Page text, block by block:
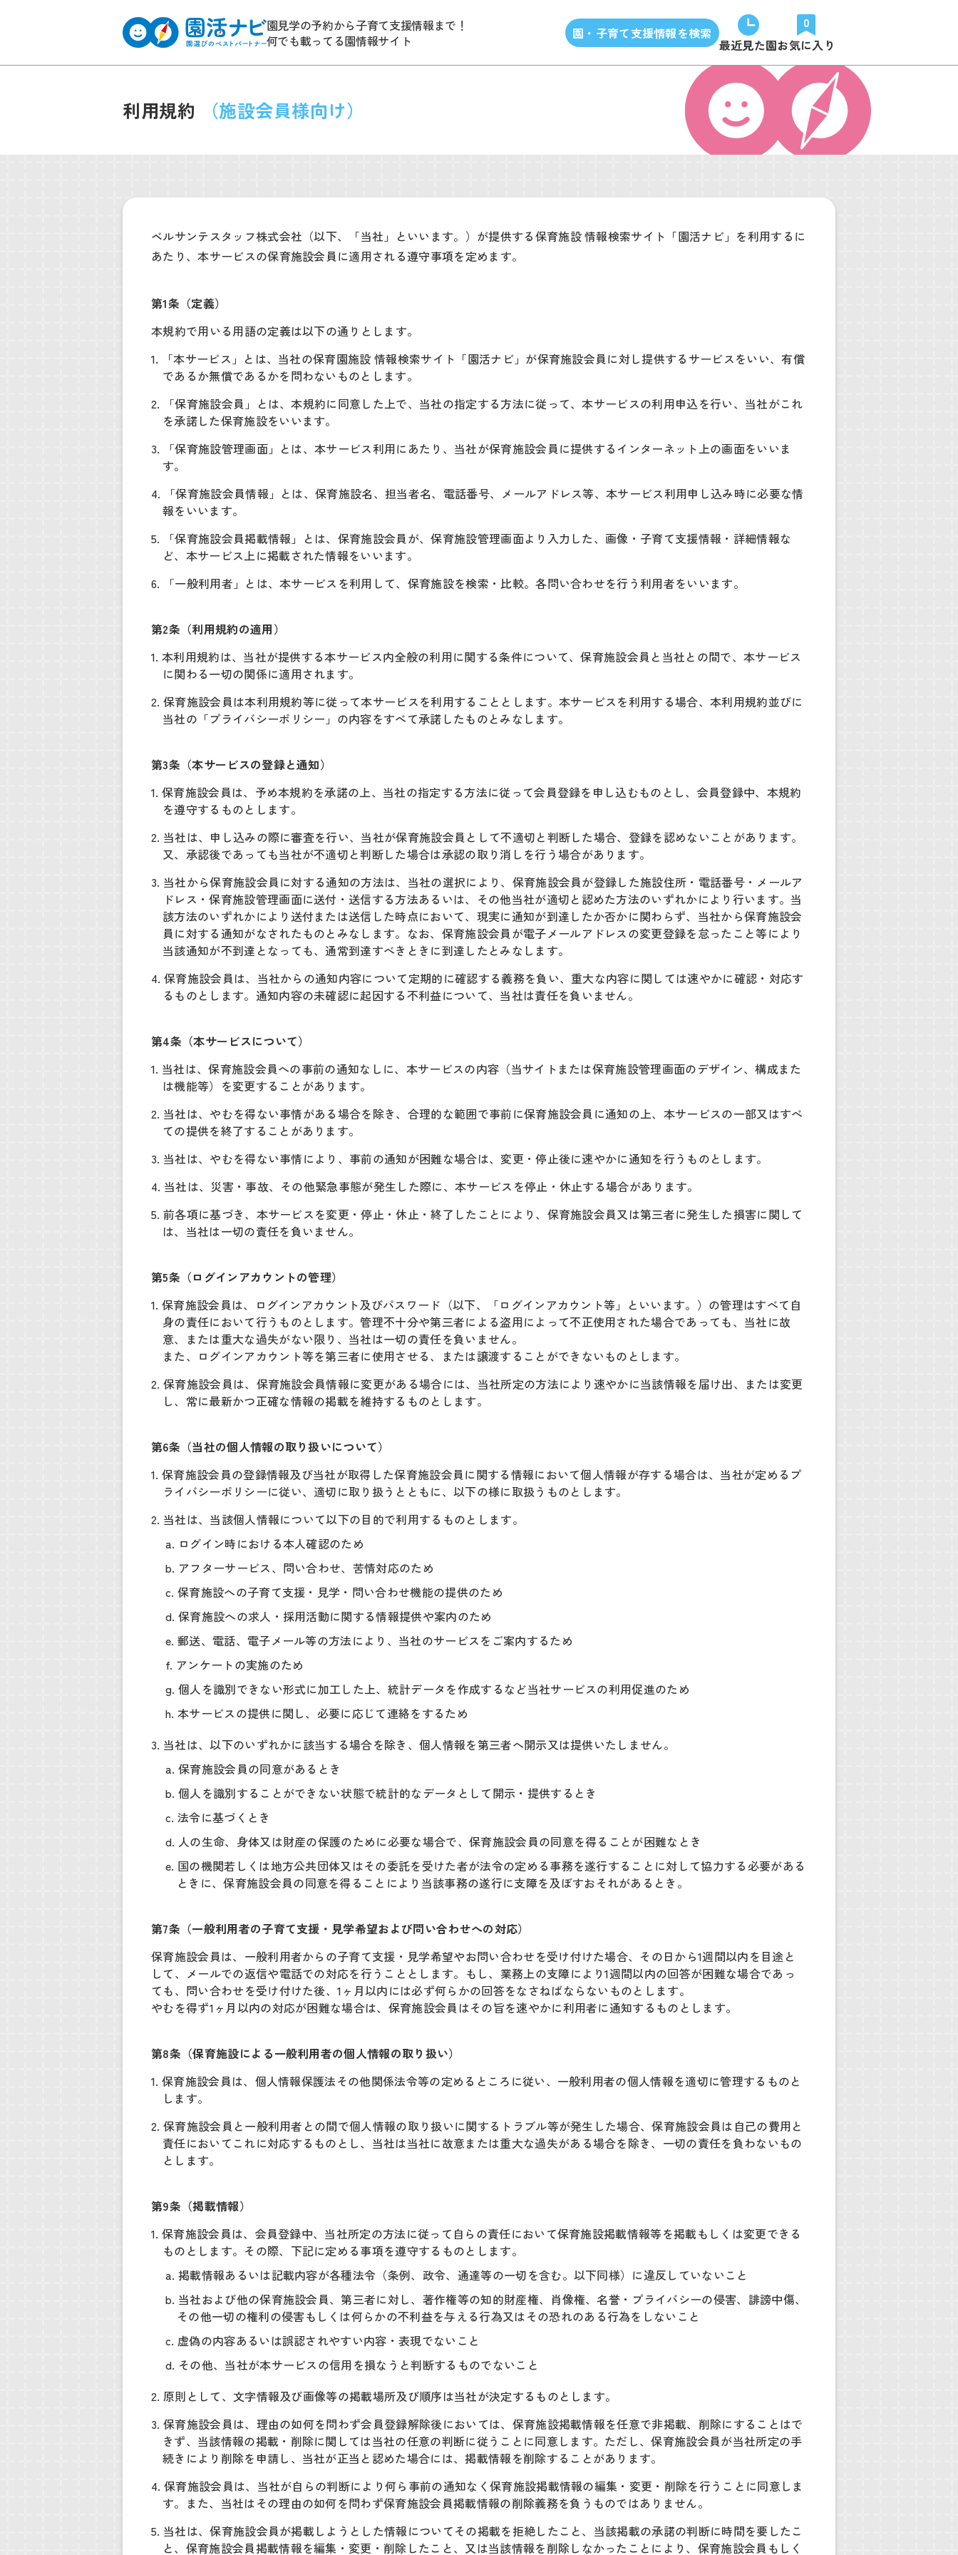
園見学の予約から子育て支援情報まで！
何でも載ってる園情報サイト
園・子育て支援情報を検索
最近見た園
0
お気に入り
利用規約 （施設会員様向け）
ベルサンテスタッフ株式会社（以下、「当社」といいます。）が提供する保育施設 情報検索サイト「園活ナビ」を利用するに
あたり、本サービスの保育施設会員に適用される遵守事項を定めます。
第1条（定義）
本規約で用いる用語の定義は以下の通りとします。
1. 「本サービス」とは、当社の保育園施設 情報検索サイト「園活ナビ」が保育施設会員に対し提供するサービスをいい、有償
であるか無償であるかを問わないものとします。
2. 「保育施設会員」とは、本規約に同意した上で、当社の指定する方法に従って、本サービスの利用申込を行い、当社がこれ
を承諾した保育施設をいいます。
3. 「保育施設管理画面」とは、本サービス利用にあたり、当社が保育施設会員に提供するインターネット上の画面をいいま
す。
4. 「保育施設会員情報」とは、保育施設名、担当者名、電話番号、メールアドレス等、本サービス利用申し込み時に必要な情
報をいいます。
5. 「保育施設会員掲載情報」とは、保育施設会員が、保育施設管理画面より入力した、画像・子育て支援情報・詳細情報な
ど、本サービス上に掲載された情報をいいます。
6. 「一般利用者」とは、本サービスを利用して、保育施設を検索・比較。各問い合わせを行う利用者をいいます。
第2条（利用規約の適用）
1. 本利用規約は、当社が提供する本サービス内全般の利用に関する条件について、保育施設会員と当社との間で、本サービス
に関わる一切の関係に適用されます。
2. 保育施設会員は本利用規約等に従って本サービスを利用することとします。本サービスを利用する場合、本利用規約並びに
当社の「プライバシーポリシー」の内容をすべて承諾したものとみなします。
第3条（本サービスの登録と通知）
1. 保育施設会員は、予め本規約を承諾の上、当社の指定する方法に従って会員登録を申し込むものとし、会員登録中、本規約
を遵守するものとします。
2. 当社は、申し込みの際に審査を行い、当社が保育施設会員として不適切と判断した場合、登録を認めないことがあります。
又、承認後であっても当社が不適切と判断した場合は承認の取り消しを行う場合があります。
3. 当社から保育施設会員に対する通知の方法は、当社の選択により、保育施設会員が登録した施設住所・電話番号・メールア
ドレス・保育施設管理画面に送付・送信する方法あるいは、その他当社が適切と認めた方法のいずれかにより行います。当
該方法のいずれかにより送付または送信した時点において、現実に通知が到達したか否かに関わらず、当社から保育施設会
員に対する通知がなされたものとみなします。なお、保育施設会員が電子メールアドレスの変更登録を怠ったこと等により
当該通知が不到達となっても、通常到達すべきときに到達したとみなします。
4. 保育施設会員は、当社からの通知内容について定期的に確認する義務を負い、重大な内容に関しては速やかに確認・対応す
るものとします。通知内容の未確認に起因する不利益について、当社は責任を負いません。
第4条（本サービスについて）
1. 当社は、保育施設会員への事前の通知なしに、本サービスの内容（当サイトまたは保育施設管理画面のデザイン、構成また
は機能等）を変更することがあります。
2. 当社は、やむを得ない事情がある場合を除き、合理的な範囲で事前に保育施設会員に通知の上、本サービスの一部又はすべ
ての提供を終了することがあります。
3. 当社は、やむを得ない事情により、事前の通知が困難な場合は、変更・停止後に速やかに通知を行うものとします。
4. 当社は、災害・事故、その他緊急事態が発生した際に、本サービスを停止・休止する場合があります。
5. 前各項に基づき、本サービスを変更・停止・休止・終了したことにより、保育施設会員又は第三者に発生した損害に関して
は、当社は一切の責任を負いません。
第5条（ログインアカウントの管理）
1. 保育施設会員は、ログインアカウント及びパスワード（以下、「ログインアカウント等」といいます。）の管理はすべて自
身の責任において行うものとします。管理不十分や第三者による盗用によって不正使用された場合であっても、当社に故
意、または重大な過失がない限り、当社は一切の責任を負いません。
また、ログインアカウント等を第三者に使用させる、または譲渡することができないものとします。
2. 保育施設会員は、保育施設会員情報に変更がある場合には、当社所定の方法により速やかに当該情報を届け出、または変更
し、常に最新かつ正確な情報の掲載を維持するものとします。
第6条（当社の個人情報の取り扱いについて）
1. 保育施設会員の登録情報及び当社が取得した保育施設会員に関する情報において個人情報が存する場合は、当社が定めるプ
ライバシーポリシーに従い、適切に取り扱うとともに、以下の様に取扱うものとします。
2. 当社は、当該個人情報について以下の目的で利用するものとします。
a. ログイン時における本人確認のため
b. アフターサービス、問い合わせ、苦情対応のため
c. 保育施設への子育て支援・見学・問い合わせ機能の提供のため
d. 保育施設への求人・採用活動に関する情報提供や案内のため
e. 郵送、電話、電子メール等の方法により、当社のサービスをご案内するため
f. アンケートの実施のため
g. 個人を識別できない形式に加工した上、統計データを作成するなど当社サービスの利用促進のため
h. 本サービスの提供に関し、必要に応じて連絡をするため
3. 当社は、以下のいずれかに該当する場合を除き、個人情報を第三者へ開示又は提供いたしません。
a. 保育施設会員の同意があるとき
b. 個人を識別することができない状態で統計的なデータとして開示・提供するとき
c. 法令に基づくとき
d. 人の生命、身体又は財産の保護のために必要な場合で、保育施設会員の同意を得ることが困難なとき
e. 国の機関若しくは地方公共団体又はその委託を受けた者が法令の定める事務を遂行することに対して協力する必要がある
ときに、保育施設会員の同意を得ることにより当該事務の遂行に支障を及ぼすおそれがあるとき。
第7条（一般利用者の子育て支援・見学希望および問い合わせへの対応）
保育施設会員は、一般利用者からの子育て支援・見学希望やお問い合わせを受け付けた場合、その日から1週間以内を目途と
して、メールでの返信や電話での対応を行うこととします。もし、業務上の支障により1週間以内の回答が困難な場合であっ
ても、問い合わせを受け付けた後、1ヶ月以内には必ず何らかの回答をなさねばならないものとします。
やむを得ず1ヶ月以内の対応が困難な場合は、保育施設会員はその旨を速やかに利用者に通知するものとします。
第8条（保育施設による一般利用者の個人情報の取り扱い）
1. 保育施設会員は、個人情報保護法その他関係法令等の定めるところに従い、一般利用者の個人情報を適切に管理するものと
します。
2. 保育施設会員と一般利用者との間で個人情報の取り扱いに関するトラブル等が発生した場合、保育施設会員は自己の費用と
責任においてこれに対応するものとし、当社は当社に故意または重大な過失がある場合を除き、一切の責任を負わないもの
とします。
第9条（掲載情報）
1. 保育施設会員は、会員登録中、当社所定の方法に従って自らの責任において保育施設掲載情報等を掲載もしくは変更できる
ものとします。その際、下記に定める事項を遵守するものとします。
a. 掲載情報あるいは記載内容が各種法令（条例、政令、通達等の一切を含む。以下同様）に違反していないこと
b. 当社および他の保育施設会員、第三者に対し、著作権等の知的財産権、肖像権、名誉・プライバシーの侵害、誹謗中傷、
その他一切の権利の侵害もしくは何らかの不利益を与える行為又はその恐れのある行為をしないこと
c. 虚偽の内容あるいは誤認されやすい内容・表現でないこと
d. その他、当社が本サービスの信用を損なうと判断するものでないこと
2. 原則として、文字情報及び画像等の掲載場所及び順序は当社が決定するものとします。
3. 保育施設会員は、理由の如何を問わず会員登録解除後においては、保育施設掲載情報を任意で非掲載、削除にすることはで
きず、当該情報の掲載・削除に関しては当社の任意の判断に従うことに同意します。ただし、保育施設会員が当社所定の手
続きにより削除を申請し、当社が正当と認めた場合には、掲載情報を削除することがあります。
4. 保育施設会員は、当社が自らの判断により何ら事前の通知なく保育施設掲載情報の編集・変更・削除を行うことに同意しま
す。また、当社はその理由の如何を問わず保育施設会員掲載情報の削除義務を負うものではありません。
5. 当社は、保育施設会員が掲載しようとした情報についてその掲載を拒絶したこと、当該掲載の承諾の判断に時間を要したこ
と、保育施設会員掲載情報を編集・変更・削除したこと、又は当該情報を削除しなかったことにより、保育施設会員もしく